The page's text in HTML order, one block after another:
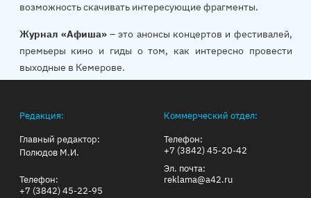
возможность скачивать интересующие фрагменты.
Журнал «Афиша»– это анонсы концертов и фестивалей,
премьеры кино и гиды о том, как интересно провести
выходные в Кемерове.
Редакция:
Главный редактор:
Полюдов М.И.
Телефон:
+7 (3842) 45-22-95
Коммерческий отдел:
Телефон:
+7 (3842) 45-20-42
Эл. почта:
reklama@a42.ru